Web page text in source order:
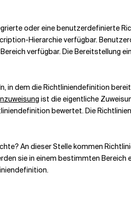
oder eine benutzerdefinierte
Hierarchie verfügbar.
verfügbar. Die Bereitstellung
in dem die Richtliniendefinition
ist die eigentliche
bewertet. Die
An dieser Stelle kommen
sie in einem bestimmten Bereich